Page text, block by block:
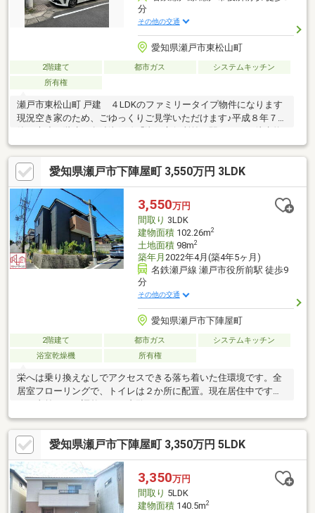
分
その他の交通
愛知県瀬戸市東松山町
2階建て 都市ガス
システムキッチン
所有権
瀬戸市東松山町 戸建 ４LDKのファミリータイプ物件になります
現況空き家のため、ごゆっくりご見学いただけます♪平成８年７月
９分好立地です♪● 第１種低層住居地域に存しており、閑静な住宅
街に立地しております● カースペース２台分あり ※車種サイズに
よります● 整形地、間口約９.５ｍ● 洋室３部屋・和室１部屋・バ
ロー 新瀬戸店 約950m（徒歩12分）・やまうち内科 約
850m（徒歩11分）・水南小学校 約270m（徒歩3分）・南山中学
校 約1.5km（徒歩19分）
愛知県瀬戸市下陣屋町 3,550万円 3LDK
3,550万円
間取り 3LDK
建物面積102.26m2
土地面積98m2
築年月 2022年4月(築4年5ヶ月)
名鉄瀬戸線 瀬戸市役所前駅 徒歩9
分
その他の交通
愛知県瀬戸市下陣屋町
2階建て 都市ガス
システムキッチン
浴室乾燥機
所有権
栄へは乗り換えなしでアクセスできる落ち着いた住環境です。全
居室フローリングで、トイレは２か所に配置。現在居住中です
ン相談は無料で、引越し時の荷造り・不用品回収・ハウスクリー
ニングなどはグループ会社にて有料で対応可能です。
愛知県瀬戸市下陣屋町 3,350万円 5LDK
3,350万円
間取り 5LDK
建物面積140.5m2